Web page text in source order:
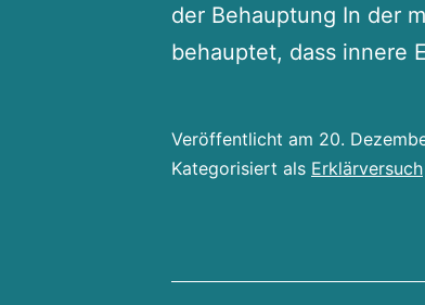
der Behauptung In der
behauptet, dass innere
Veröffentlicht am 20.
Kategorisiert als Erklärversuch